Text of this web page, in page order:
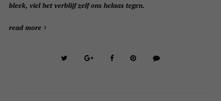
bleek, viel het verblijf zelf ons helaas tegen.
read more